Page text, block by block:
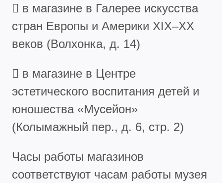
 в магазине в Галерее искусства
стран Европы и Америки XIX–XX
веков (Волхонка, д. 14)
 в магазине в Центре
эстетического воспитания детей и
юношества «Мусейон»
(Колымажный пер., д. 6, стр. 2)
Часы работы магазинов
соответствуют часам работы музея